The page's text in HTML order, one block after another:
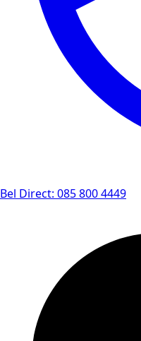
Bel Direct: 085 800 4449